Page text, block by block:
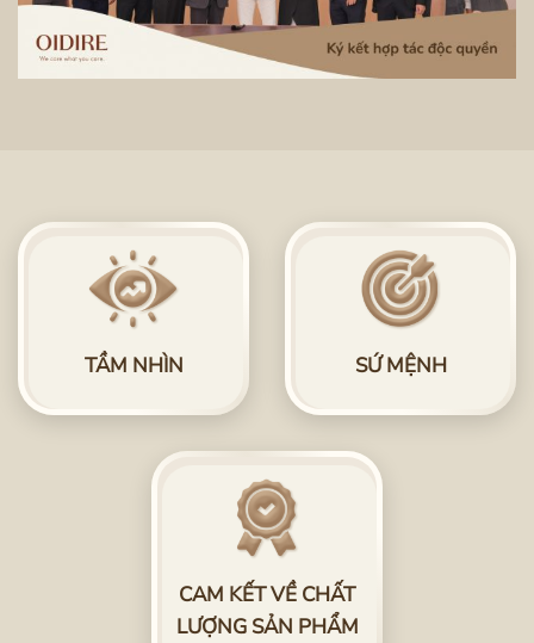
TẦM NHÌN SỨ MỆNH
CAM KẾT VỀ CHẤT
LƯỢNG SẢN PHẨM